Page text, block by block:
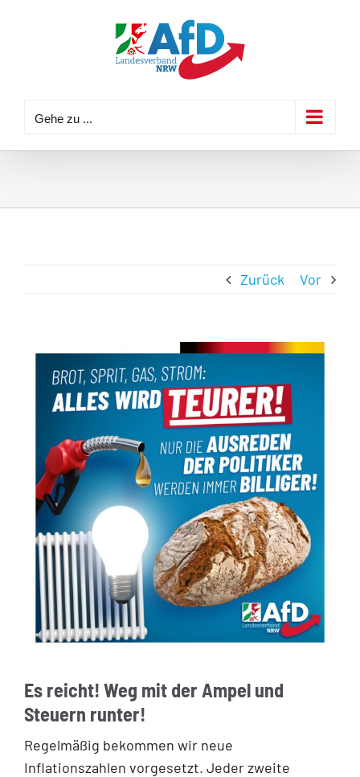
Gehe zu ...
Zurück Vor
Es reicht! Weg mit der Ampel und
Steuern runter!
Regelmäßig bekommen wir neue
Inflationszahlen vorgesetzt. Jeder zweite